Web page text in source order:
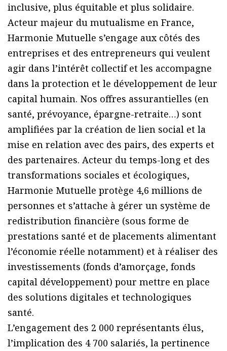
inclusive, plus équitable et plus solidaire.
Acteur majeur du mutualisme en France,
Harmonie Mutuelle s’engage aux côtés des
entreprises et des entrepreneurs qui veulent
agir dans l’intérêt collectif et les accompagne
dans la protection et le développement de leur
capital humain. Nos offres assurantielles (en
santé, prévoyance, épargne-retraite…) sont
amplifiées par la création de lien social et la
mise en relation avec des pairs, des experts et
des partenaires. Acteur du temps-long et des
transformations sociales et écologiques,
Harmonie Mutuelle protège 4,6 millions de
personnes et s’attache à gérer un système de
redistribution financière (sous forme de
prestations santé et de placements alimentant
l’économie réelle notamment) et à réaliser des
investissements (fonds d’amorçage, fonds
capital développement) pour mettre en place
des solutions digitales et technologiques
santé.
L’engagement des 2 000 représentants élus,
l’implication des 4 700 salariés, la pertinence